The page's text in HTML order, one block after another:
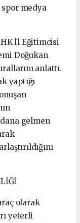
spor medya
İl Eğitimcisi
Doğukan
anlattı.
yaptığı
gelmen
olarak
yeterli